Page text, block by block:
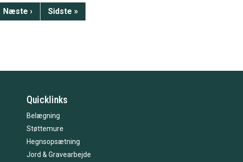
Næste
side
Næste ›
Sidste
side
Sidste »
Quicklinks
Belægning
Støttemure
Hegnsopsætning
Jord & Gravearbejde